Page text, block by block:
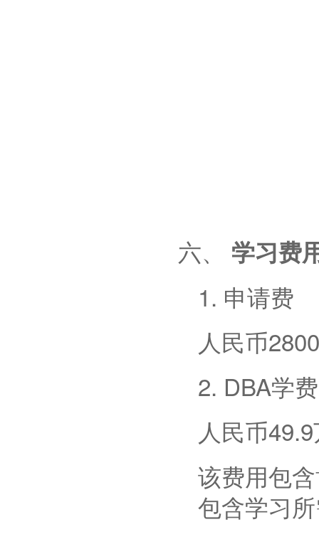
六、 学习费
1. 申请费
人民币
2. DBA学费
人民币49
该费用包
包含学习